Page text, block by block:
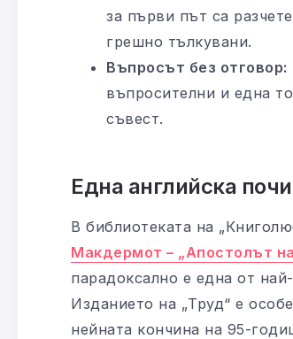
за първи път са
грешно тълкувани.
Въпросът без отговор:
въпросителни и една
съвест.
Една английска
В библиотеката на
Макдермот – „Апостолът
парадоксално е една от
Изданието на „Труд“ е
нейната кончина на 95-